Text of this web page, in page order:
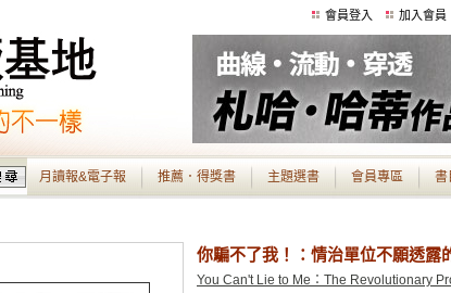
會員登入 加入會員
月讀報&電子報 推薦．得獎書 主題選書 會員專區 書
你騙不了我！：情治單位不願透露
You Can't Lie to Me：The Revolutionary